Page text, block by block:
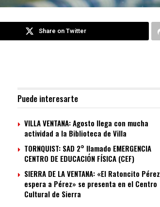
Share on Twitter
Puede interesarte
VILLA VENTANA: Agosto llega con mucha
actividad a la Biblioteca de Villa
TORNQUIST: SAD 2° llamado EMERGENCIA
CENTRO DE EDUCACIÓN FÍSICA (CEF)
SIERRA DE LA VENTANA: «El Ratoncito Pérez
espera a Pérez» se presenta en el Centro
Cultural de Sierra